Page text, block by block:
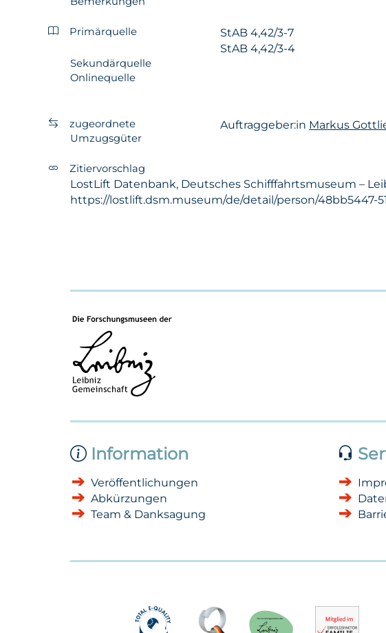
Primärquelle
StAB 4,42/3-7
StAB 4,42/3-4
Sekundärquelle
Onlinequelle
zugeordnete
Umzugsgüter
Auftraggeber:in Markus
Zitiervorschlag
LostLift Datenbank, Deutsches Schifffahrtsmuseum –
https://lostlift.dsm.museum/de/detail/person/48bb5447-
Information
Veröffentlichungen
Abkürzungen
Team & Danksagung